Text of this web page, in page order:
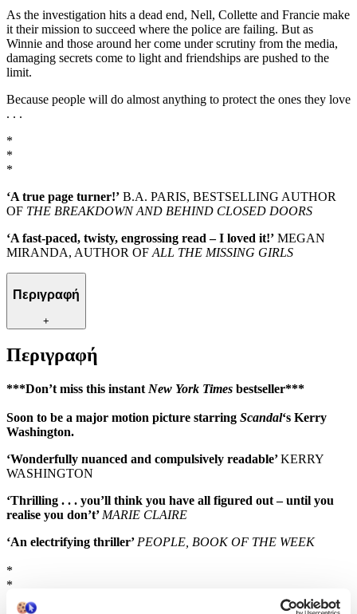
As the investigation hits a dead end, Nell, Collette and Francie make
it their mission to succeed where the police are failing. But as
Winnie and those around her come under scrutiny from the media,
damaging secrets come to light and friendships are pushed to the
limit.
Because people will do almost anything to protect the ones they love
. . .
*
*
*
‘A true page turner!’ B.A. PARIS, BESTSELLING AUTHOR
OF THE BREAKDOWN AND BEHIND CLOSED DOORS
‘A fast-paced, twisty, engrossing read – I loved it!’ MEGAN
MIRANDA, AUTHOR OF ALL THE MISSING GIRLS
Περιγραφή
+
Περιγραφή
***Don’t miss this instant New York Times bestseller***
Soon to be a major motion picture starring Scandal‘s Kerry
Washington.
‘Wonderfully nuanced and compulsively readable’KERRY
WASHINGTON
‘Thrilling . . . you’ll think you have all figured out – until you
realise you don’t’ MARIE CLAIRE
‘An electrifying thriller’ PEOPLE, BOOK OF THE WEEK
*
*